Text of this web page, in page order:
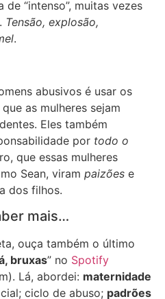
“intenso”, muitas vezes
Tensão, explosão,
.
abusivos é usar os
as mulheres sejam
Eles também
por todo o
que essas mulheres
Sean, viram paizões e
dos filhos.
mais…
ouça também o último
bruxas” no Spotify
Lá, abordei: maternidade
ciclo de abuso; padrões